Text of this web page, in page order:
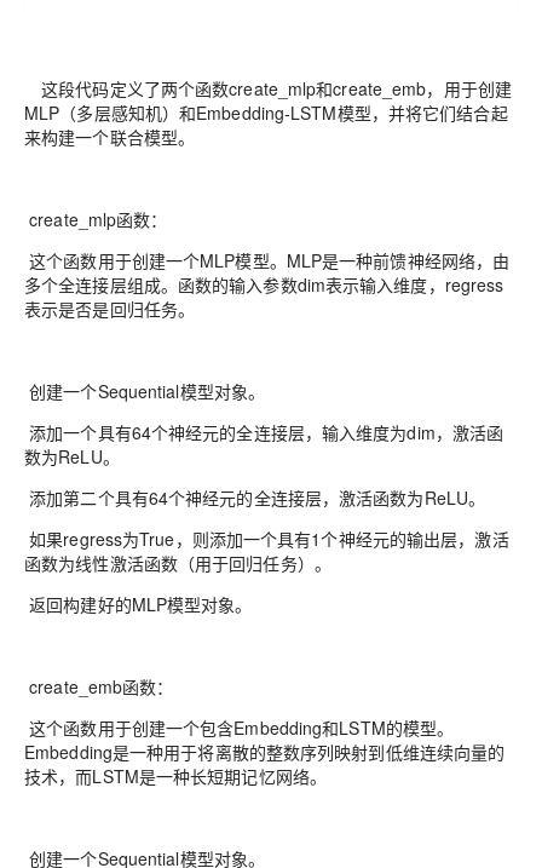
这段代码定义了两个函数create_mlp和create_emb，用于创建
MLP（多层感知机）和Embedding-LSTM模型，并将它们结合起
来构建一个联合模型。
create_mlp函数：
这个函数用于创建一个MLP模型。MLP是一种前馈神经网络，由
多个全连接层组成。函数的输入参数dim表示输入维度，regress
表示是否是回归任务。
创建一个Sequential模型对象。
添加一个具有64个神经元的全连接层，输入维度为dim，激活函
数为ReLU。
添加第二个具有64个神经元的全连接层，激活函数为ReLU。
如果regress为True，则添加一个具有1个神经元的输出层，激活
函数为线性激活函数（用于回归任务）。
返回构建好的MLP模型对象。
create_emb函数：
这个函数用于创建一个包含Embedding和LSTM的模型。
Embedding是一种用于将离散的整数序列映射到低维连续向量的
技术，而LSTM是一种长短期记忆网络。
创建一个Sequential模型对象。